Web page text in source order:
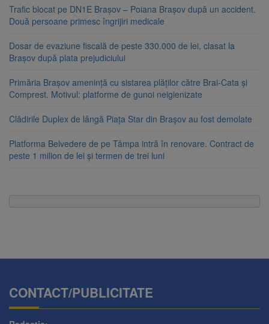
Trafic blocat pe DN1E Brașov – Poiana Brașov după un accident.
Două persoane primesc îngrijiri medicale
Dosar de evaziune fiscală de peste 330.000 de lei, clasat la
Brașov după plata prejudiciului
Primăria Brașov amenință cu sistarea plăților către Brai-Cata și
Comprest. Motivul: platforme de gunoi neigienizate
Clădirile Duplex de lângă Piața Star din Brașov au fost demolate
Platforma Belvedere de pe Tâmpa intră în renovare. Contract de
peste 1 milion de lei și termen de trei luni
CONTACT/PUBLICITATE